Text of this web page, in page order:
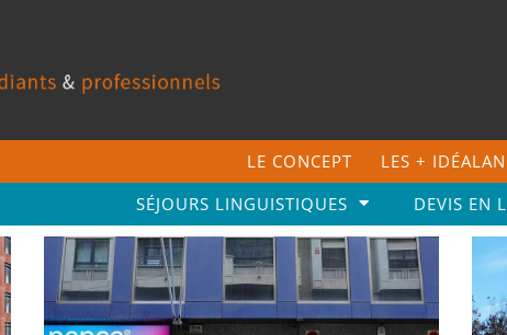
LE CONCEPT LES +
SÉJOURS LINGUISTIQUES
DEVIS EN